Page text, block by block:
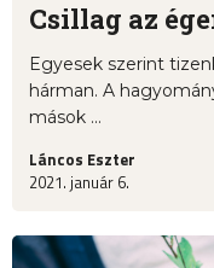
Csillag az
Egyesek szerint
hárman. A
mások ...
Láncos Eszter
2021. január 6.